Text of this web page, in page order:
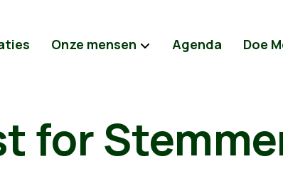
Onze mensen Agenda Doe
for